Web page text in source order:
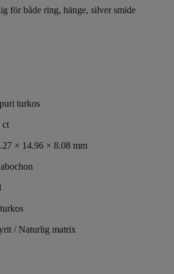
för både ring, hänge, silver smide
turkos
ct
× 14.96 × 8.08 mm
/ Naturlig matrix